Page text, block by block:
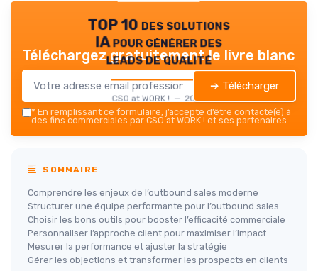
TOP 10 des solutions
IA pour générer des
leads de qualité
CSO at WORK ! — 2026
Téléchargez gratuitement le livre blanc
➔ Télécharger
* En remplissant ce formulaire, j’accepte d’être contacté(e) à
des fins commerciales par CSO at WORK ! et ses partenaires.
SOMMAIRE
Comprendre les enjeux de l’outbound sales moderne
Structurer une équipe performante pour l’outbound sales
Choisir les bons outils pour booster l’efficacité commerciale
Personnaliser l’approche client pour maximiser l’impact
Mesurer la performance et ajuster la stratégie
Gérer les objections et transformer les prospects en clients